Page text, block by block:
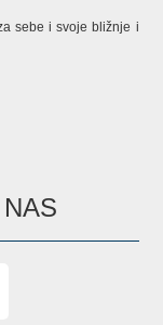
sebe i svoje bližnje i